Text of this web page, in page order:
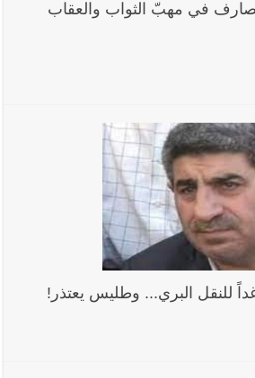
في مهبّ الثواب والعقاب
للنقل البري... وطليس يعتذر!